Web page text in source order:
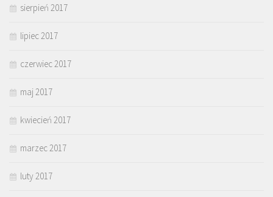
sierpień 2017
lipiec 2017
czerwiec 2017
maj 2017
kwiecień 2017
marzec 2017
luty 2017